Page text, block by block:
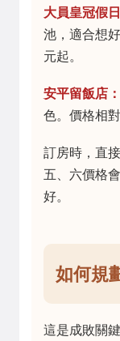
大員皇冠假
池，適合想
元起。
安平留飯店：
色。價格相
訂房時，直
五、六價格
好。
如何規
這是成敗關